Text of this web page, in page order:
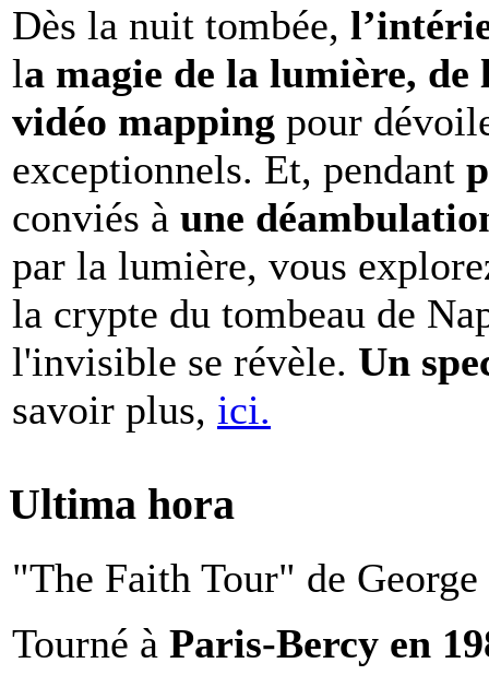
Dès la nuit tombée,
la magie de la lumière,
vidéo mapping pour
exceptionnels. Et, pendant
conviés à une
par la lumière, vous
la crypte du tombeau de
l'invisible se révèle. Un
savoir plus, ici.
Ultima hora
"The Faith Tour" de
Tourné à Paris-Bercy en